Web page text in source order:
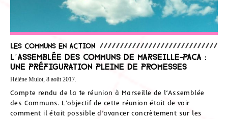
Les communs en action
L’Assemblée des Communs de Marseille-PACA :
une préfiguration pleine de promesses
Hélène Mulot, 8 août 2017.
Compte rendu de la 1e réunion à Marseille de l’Assemblée
des Communs. L’objectif de cette réunion était de voir
comment il était possible d’avancer concrètement sur les